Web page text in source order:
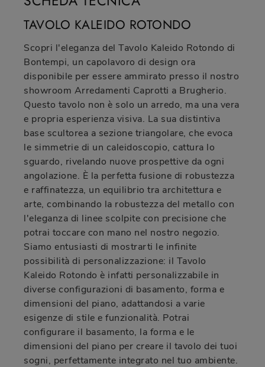
TAVOLO KALEIDO ROTONDO
Scopri l'eleganza del Tavolo Kaleido Rotondo di
Bontempi, un capolavoro di design ora
disponibile per essere ammirato presso il nostro
showroom Arredamenti Caprotti a Brugherio.
Questo tavolo non è solo un arredo, ma una vera
e propria esperienza visiva. La sua distintiva
base scultorea a sezione triangolare, che evoca
le simmetrie di un caleidoscopio, cattura lo
sguardo, rivelando nuove prospettive da ogni
angolazione. È la perfetta fusione di robustezza
e raffinatezza, un equilibrio tra architettura e
arte, combinando la robustezza del metallo con
l'eleganza di linee scolpite con precisione che
potrai toccare con mano nel nostro negozio.
Siamo entusiasti di mostrarti le infinite
possibilità di personalizzazione: il Tavolo
Kaleido Rotondo è infatti personalizzabile in
diverse configurazioni di basamento, forma e
dimensioni del piano, adattandosi a varie
esigenze di stile e funzionalità. Potrai
configurare il basamento, la forma e le
dimensioni del piano per creare il tavolo dei tuoi
sogni, perfettamente integrato nel tuo ambiente.